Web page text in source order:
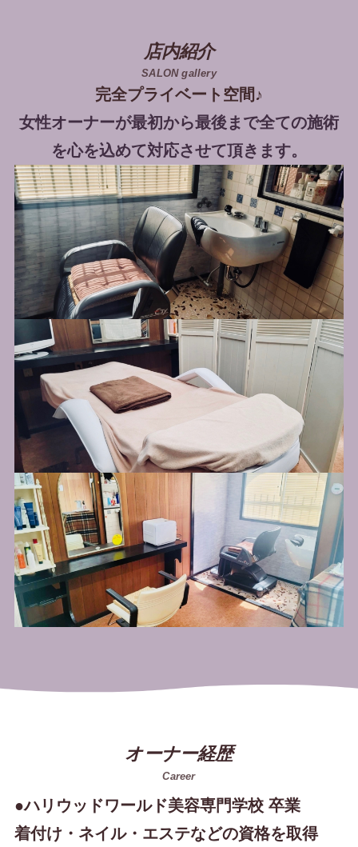
店内紹介
SALON gallery
完全プライベート空間♪
女性オーナーが最初から最後まで全ての施術
を心を込めて対応させて頂きます。
オーナー経歴
Career
●ハリウッドワールド美容専門学校 卒業
着付け・ネイル・エステなどの資格を取得